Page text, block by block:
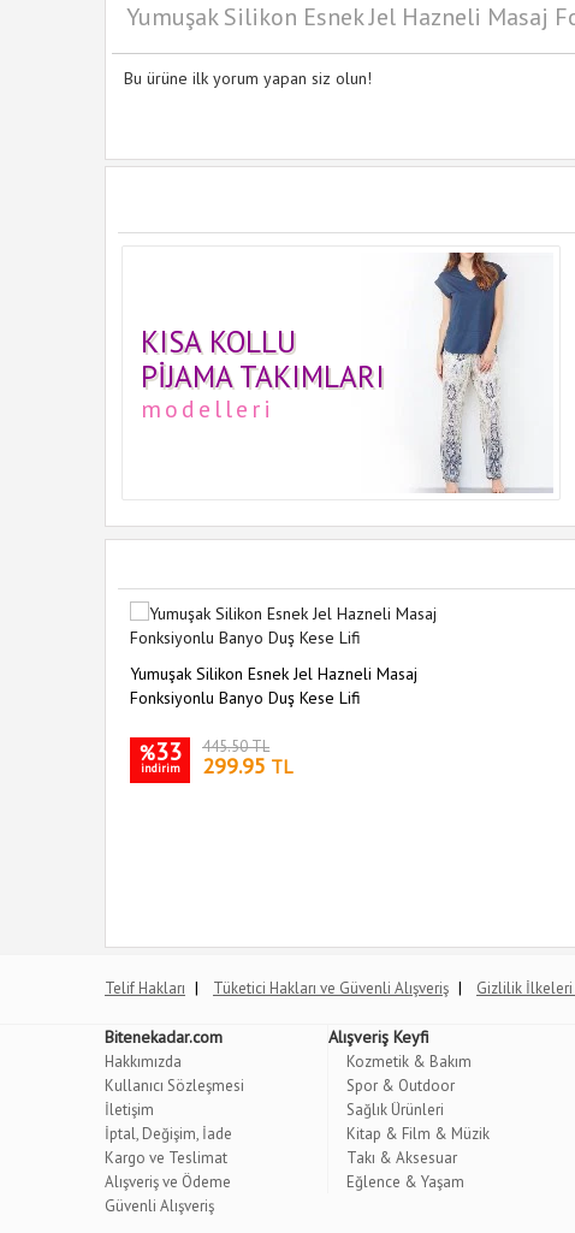
Yumuşak Silikon Esnek Jel Hazneli Masaj
Bu ürüne ilk yorum yapan siz olun!
KISA KOLLU
PIJAMA TAKIMLARI
modelleri
Yumuşak Silikon Esnek Jel Hazneli Masaj
Fonksiyonlu Banyo Duş Kese Lifi
%33
indirim
445.50 TL
299.95 TL
Telif Hakları | Tüketici Hakları ve Güvenli Alışveriş | Gizlilik İlkeleri
Bitenekadar.com
Hakkımızda
Kullanıcı Sözleşmesi
İletişim
İptal, Değişim, İade
Kargo ve Teslimat
Alışveriş ve Ödeme
Güvenli Alışveriş
Alışveriş Keyfi
Kozmetik & Bakım
Spor & Outdoor
Sağlık Ürünleri
Kitap & Film & Müzik
Takı & Aksesuar
Eğlence & Yaşam